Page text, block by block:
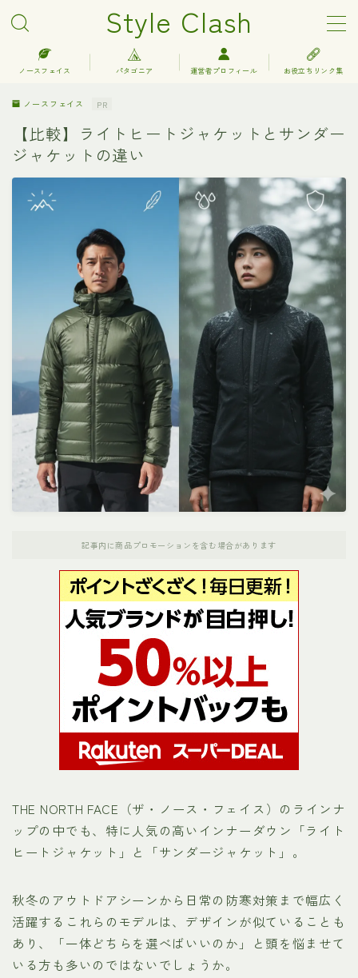
Style Clash
MENU
アークテリクス
エルエルビーン
キーン
グレゴリー
コロンビア
サロモン
ナンガ
パタゴニア
ホカオネオネ（HOKA）
ノースフェイス
モンベル
お役立ちリンク集
運営者プロフィール
ノースフェイス パタゴニア 運営者プロフィール お役立ちリンク集
ノースフェイス PR
【比較】ライトヒートジャケットとサンダー
ジャケットの違い
記事内に商品プロモーションを含む場合があります
THE NORTH FACE（ザ・ノース・フェイス）のラインナ
ップの中でも、特に人気の高いインナーダウン「ライト
ヒートジャケット」と「サンダージャケット」。
秋冬のアウトドアシーンから日常の防寒対策まで幅広く
活躍するこれらのモデルは、デザインが似ていることも
あり、「一体どちらを選べばいいのか」と頭を悩ませて
いる方も多いのではないでしょうか。